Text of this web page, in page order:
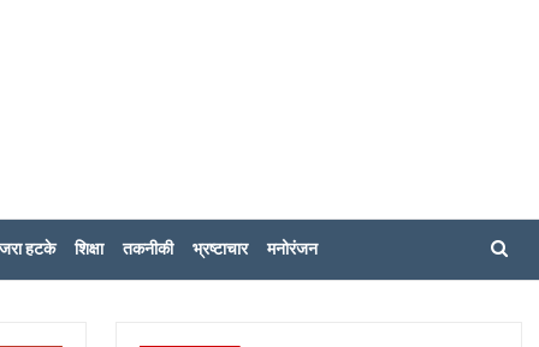
जरा हटके शिक्षा तकनीकी भ्रष्टाचार मनोरंजन